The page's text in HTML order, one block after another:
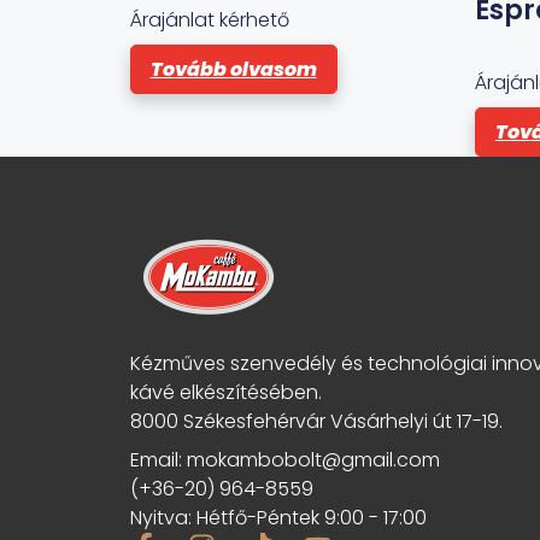
0
a
z
5
Árajánlat kérhető
Tovább olvasom
Kézműves szenvedély és technológiai
kávé elkészítésében.
8000 Székesfehérvár Vásárhelyi út 17-19.
Email: mokambobolt@gmail.com
(+36-20) 964-8559
Nyitva: Hétfő-Péntek 9:00 - 17:00